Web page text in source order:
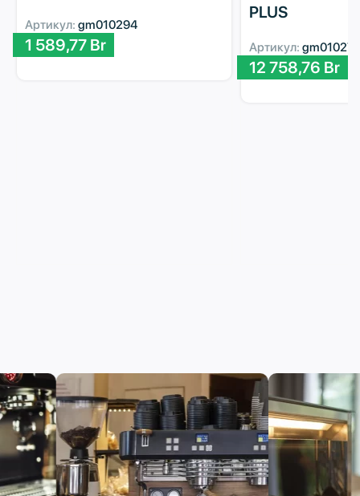
Артикул: gm010294
1 589,77 Br
PLUS
Артикул: gm010278
12 758,76 Br